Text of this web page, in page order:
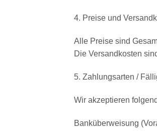
4. Preise und
Alle Preise sind
Die Versandkosten
5. Zahlungsarten /
Wir akzeptieren
Banküberweisung